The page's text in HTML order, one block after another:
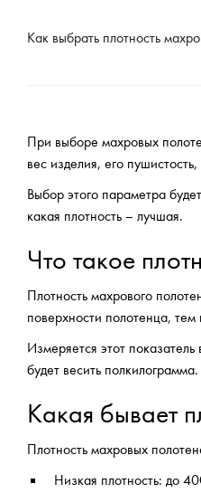
Как выбрать плотность
При выборе махровых
вес изделия, его
Выбор этого параметра
какая плотность – лучшая.
Что такое
Плотность махрового
поверхности полотенца, тем
Измеряется этот
будет весить полкилограмма.
Какая бывает
Плотность махровых
Низкая плотность: до